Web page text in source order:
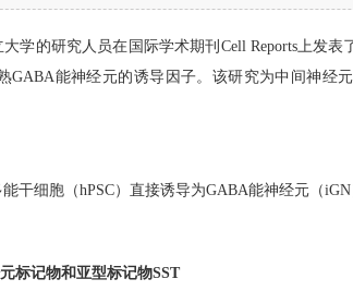
学的研究人员在国际学术期刊Cell Reports上发
GABA能神经元的诱导因子。该研究为中间神经
干细胞（hPSC）直接诱导为GABA能神经元（
标记物和亚型标记物SST